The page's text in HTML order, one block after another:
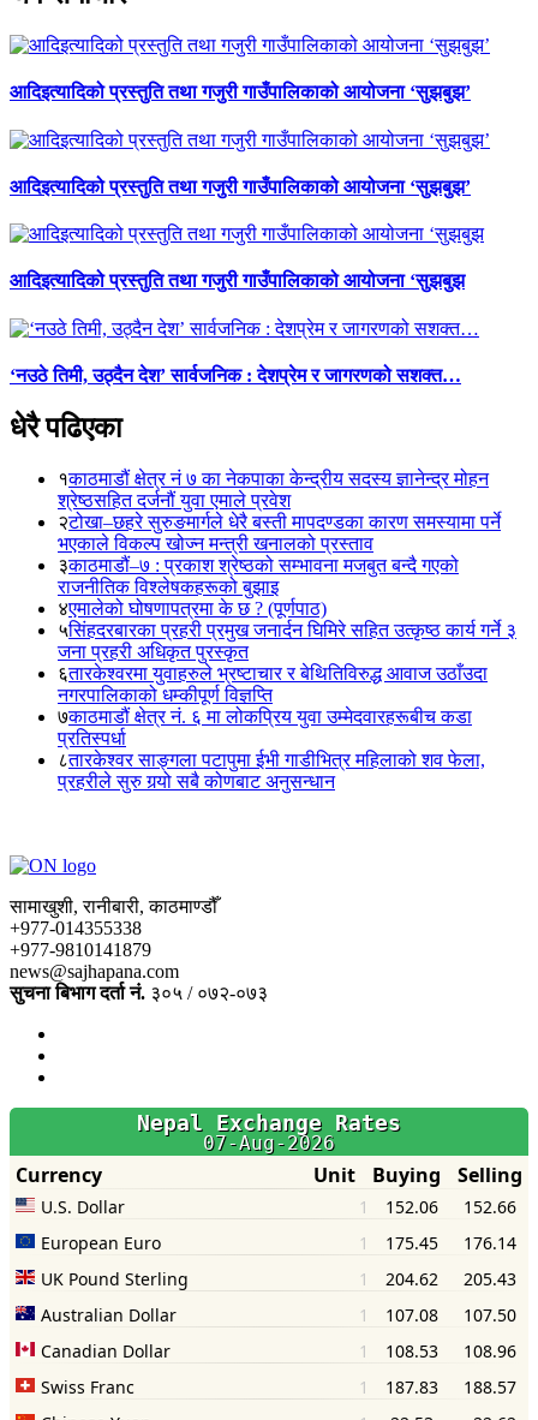
आदिइत्यादिको प्रस्तुति तथा गजुरी गाउँपालिकाको आयोजना ‘सुझबुझ’
आदिइत्यादिको प्रस्तुति तथा गजुरी गाउँपालिकाको आयोजना ‘सुझबुझ’
आदिइत्यादिको प्रस्तुति तथा गजुरी गाउँपालिकाको आयोजना ‘सुझबुझ
‘नउठे तिमी, उठ्दैन देश’ सार्वजनिक : देशप्रेम र जागरणको सशक्त…
धेरै पढिएका
१काठमाडौं क्षेत्र नं ७ का नेकपाका केन्द्रीय सदस्य ज्ञानेन्द्र मोहन
श्रेष्ठसहित दर्जनौं युवा एमाले प्रवेश
२टोखा–छहरे सुरुङमार्गले धेरै बस्ती मापदण्डका कारण समस्यामा पर्ने
भएकाले विकल्प खोज्न मन्त्री खनालको प्रस्ताव
३काठमाडौं–७ : प्रकाश श्रेष्ठको सम्भावना मजबुत बन्दै गएको
राजनीतिक विश्लेषकहरूको बुझाइ
४एमालेको घोषणापत्रमा के छ ? (पूर्णपाठ)
५सिंहदरबारका प्रहरी प्रमुख जनार्दन घिमिरे सहित उत्कृष्ठ कार्य गर्ने ३
जना प्रहरी अधिकृत पुरस्कृत
६तारकेश्वरमा युवाहरुले भ्रष्टाचार र बेथितिविरुद्ध आवाज उठाँउदा
नगरपालिकाको धम्कीपूर्ण विज्ञप्ति
७काठमाडौं क्षेत्र नं. ६ मा लोकप्रिय युवा उम्मेदवारहरूबीच कडा
प्रतिस्पर्धा
८तारकेश्वर साङ्गला पटापुमा ईभी गाडीभित्र महिलाको शव फेला,
प्रहरीले सुरु गर्‍यो सबै कोणबाट अनुसन्धान
सामाखुशी, रानीबारी, काठमाण्डौँ
+977-014355338
+977-9810141879
news@sajhapana.com
सुचना बिभाग दर्ता नं. ३०५ / ०७२-०७३